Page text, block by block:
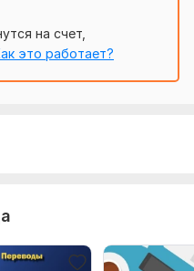
на счет,
это работает?